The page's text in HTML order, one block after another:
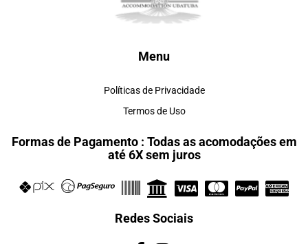
Menu
Políticas de Privacidade
Termos de Uso
Formas de Pagamento : Todas as acomodações em
até 6X sem juros
Redes Sociais